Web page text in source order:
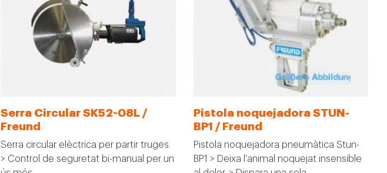
Serra Circular SK52-08L /
Freund
Serra circular elèctrica per partir truges.
> Control de seguretat bi-manual per un
Pistola noquejadora STUN-
BP1 / Freund
Pistola noquejadora pneumàtica Stun-
BP1 > Deixa l'animal noquejat insensible